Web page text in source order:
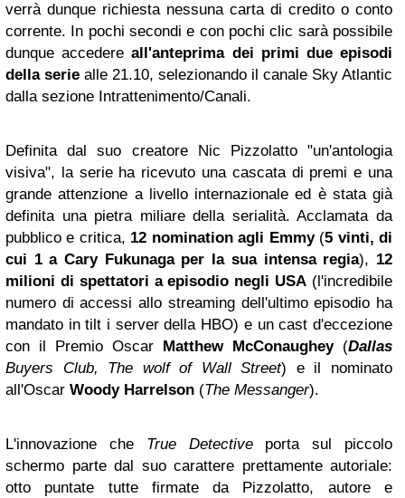
verrà dunque richiesta nessuna carta di credito o conto
corrente. In pochi secondi e con pochi clic sarà possibile
dunque accedereall'anteprima dei primi due episodi
della serie alle 21.10, selezionando il canale Sky Atlantic
dalla sezione Intrattenimento/Canali.
Definita dal suo creatore Nic Pizzolatto "un'antologia
visiva", la serie ha ricevuto una cascata di premi e una
grande attenzione a livello internazionale ed è stata già
definita una pietra miliare della serialità. Acclamata da
pubblico e critica, 12 nomination agli Emmy(5 vinti, di
cui 1 a Cary Fukunaga per la sua intensa regia), 12
milioni di spettatori a episodio negli USA (l'incredibile
numero di accessi allo streaming dell'ultimo episodio ha
mandato in tilt i server della HBO) e un cast d'eccezione
con il Premio Oscar
Matthew McConaughey(Dallas
Buyers Club, The wolf of Wall Street) e il nominato
all'Oscar Woody Harrelson (The Messanger).
L'innovazione che True Detectiveporta sul piccolo
schermo parte dal suo carattere prettamente autoriale:
otto puntate tutte firmate da Pizzolatto, autore e